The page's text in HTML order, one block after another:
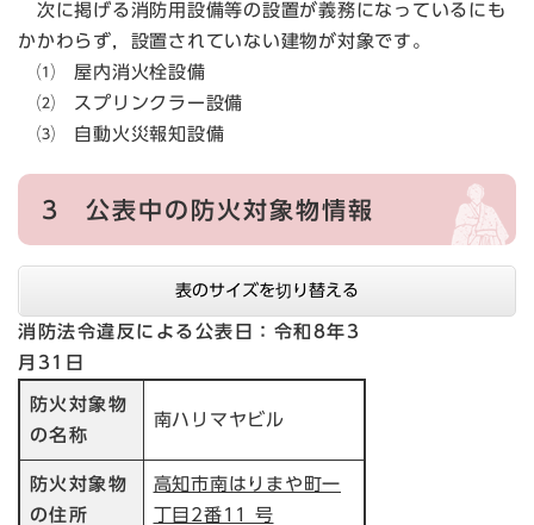
次に掲げる消防用設備等の設置が義務になっているにも
かかわらず，設置されていない建物が対象です。
⑴ 屋内消火栓設備
⑵ スプリンクラー設備
⑶ 自動火災報知設備
3 公表中の防火対象物情報
表のサイズを切り替える
消防法令違反による公表日：令和8年3
月31日
防火対象物
の名称
南ハリマヤビル
防火対象物
の住所
高知市南はりまや町一
丁目2番11 号